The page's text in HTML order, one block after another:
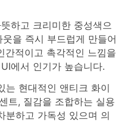
하고 크리미한 중성색으
을 즉시 부드럽게 만들어
간적이고 촉각적인 느낌을
에서 인기가 높습니다.
는 현대적인 앤티크 화이
트, 질감을 조합하는 실용
분하고 가독성 있으며 의